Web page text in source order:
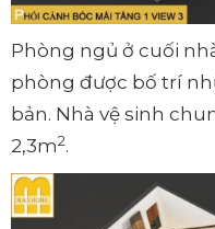
Phòng ngủ ở cuối
phòng được bố trí
bản. Nhà vệ sinh
2,3m2.